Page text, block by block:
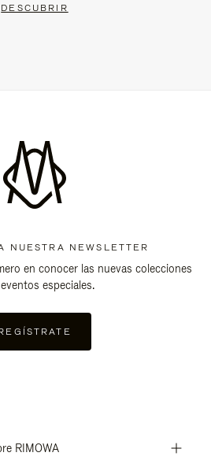
DESCUBRIR
NUESTRA NEWSLETTER
en conocer las nuevas colecciones
especiales.
RIMOWA